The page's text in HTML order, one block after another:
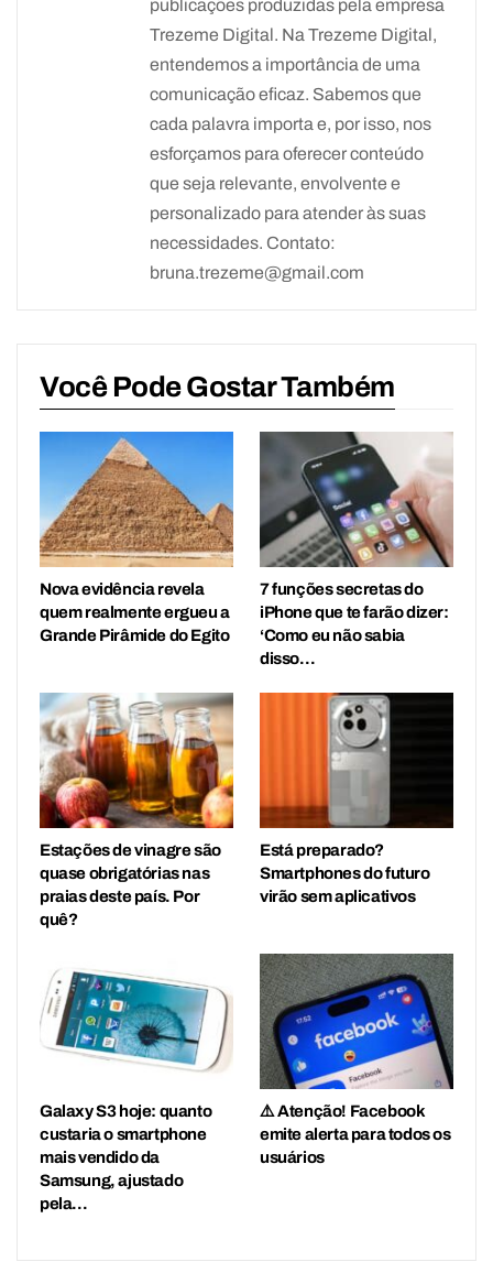
publicações produzidas pela empresa
Trezeme Digital. Na Trezeme Digital,
entendemos a importância de uma
comunicação eficaz. Sabemos que
cada palavra importa e, por isso, nos
esforçamos para oferecer conteúdo
que seja relevante, envolvente e
personalizado para atender às suas
necessidades. Contato:
bruna.trezeme@gmail.com
Você Pode Gostar Também
Nova evidência revela
quem realmente ergueu a
Grande Pirâmide do Egito
7 funções secretas do
iPhone que te farão dizer:
‘Como eu não sabia
disso…
Estações de vinagre são
quase obrigatórias nas
praias deste país. Por
quê?
Está preparado?
Smartphones do futuro
virão sem aplicativos
Galaxy S3 hoje: quanto
custaria o smartphone
mais vendido da
Samsung, ajustado
pela…
⚠️ Atenção! Facebook
emite alerta para todos os
usuários